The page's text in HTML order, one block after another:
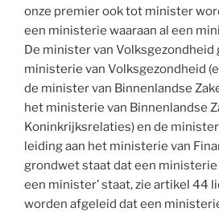
onze premier ook tot minister
een ministerie waaraan al een
De minister van
ministerie van Volksgezondheid
de minister van Binnenlandse
het ministerie van Binnenlandse
Koninkrijksrelaties) en de
leiding aan het ministerie van
grondwet staat dat een ministerie
een minister’ staat, zie artikel 44
worden afgeleid dat een